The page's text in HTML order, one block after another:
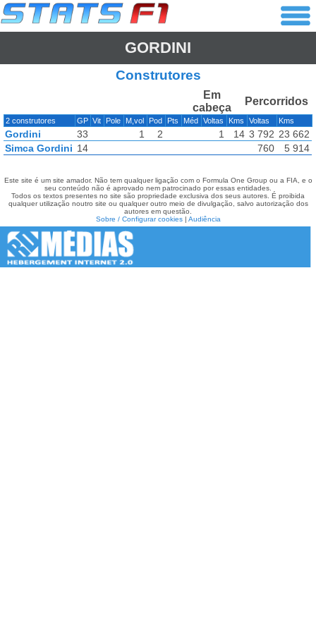
GORDINI
Construtores
Em
cabeça
Percorridos
2 construtores GP Vit Pole M,vol Pod Pts Méd Voltas Kms Voltas Kms
Gordini 33 1 2 1 14 3 792 23 662
Simca Gordini 14 760 5 914
Este site é um site amador. Não tem qualquer ligação com o Formula One Group ou a FIA, e o
seu conteúdo não é aprovado nem patrocinado por essas entidades.
Todos os textos presentes no site são propriedade exclusiva dos seus autores. É proibida
qualquer utilização noutro site ou qualquer outro meio de divulgação, salvo autorização dos
autores em questão.
Sobre / Configurar cookies| Audiência